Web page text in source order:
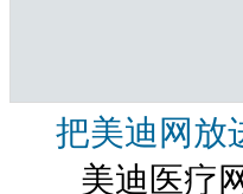
把美迪网放
美迪医疗